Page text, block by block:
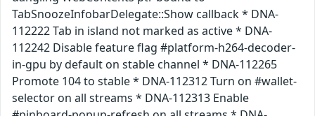
TabSnoozeInfobarDelegate::Show callback * DNA-
112222 Tab in island not marked as active * DNA-
112242 Disable feature flag #platform-h264-decoder-
in-gpu by default on stable channel * DNA-112265
Promote 104 to stable * DNA-112312 Turn on #wallet-
selector on all streams * DNA-112313 Enable